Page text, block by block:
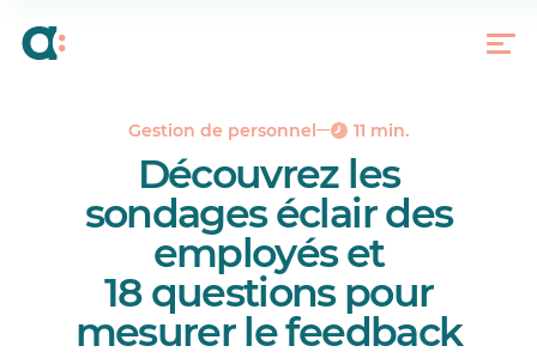
Gestion de personnel 11 min.
Découvrez les
sondages éclair des
employés et
18 questions pour
mesurer le feedback
employés?
Que pouvez-vous mesurer à l’aide des sondages
éclair auprès des employés?
Pratiques exemplaires en matière de sondage
éclair auprès des employés
Structure des questions d’un sondage éclair
Conclusion
Réponses à vos questions.